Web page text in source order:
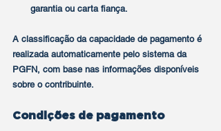
garantia ou carta fiança.
A classificação da capacidade de pagamento é
realizada automaticamente pelo sistema da
PGFN, com base nas informações disponíveis
sobre o contribuinte.
Condições de pagamento